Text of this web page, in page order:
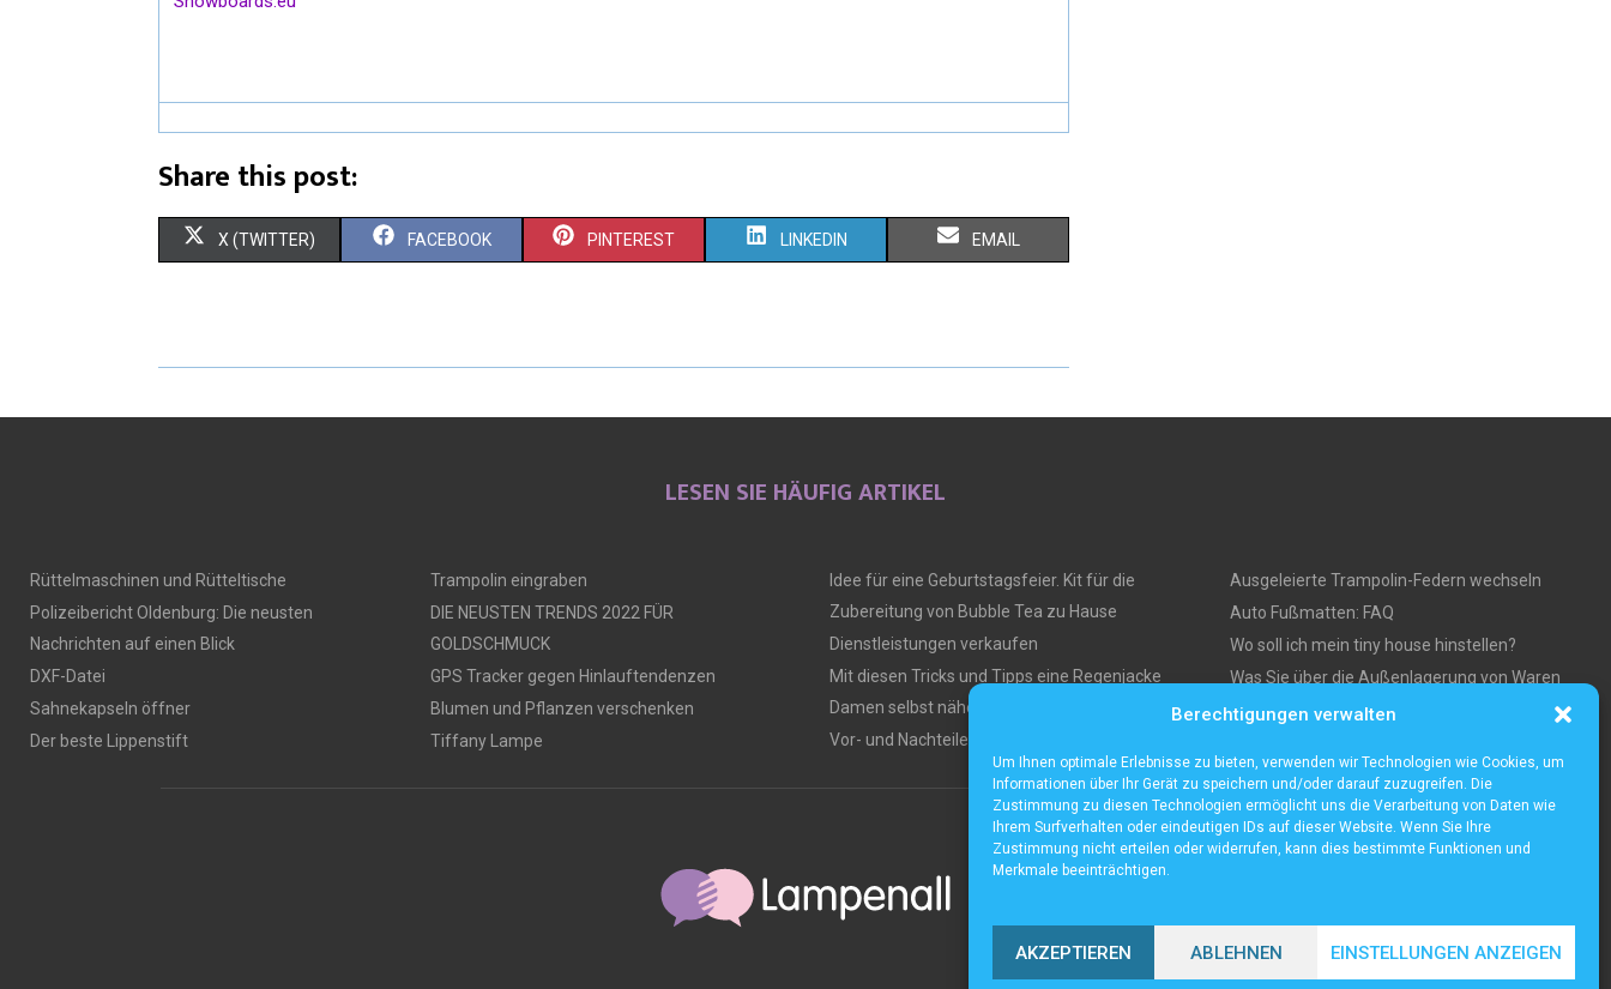
Berechtigungen verwalten
Um Ihnen optimale Erlebnisse zu bieten, verwenden wir Technologien wie Cookies, um
Informationen über Ihr Gerät zu speichern und/oder darauf zuzugreifen. Die
Zustimmung zu diesen Technologien ermöglicht uns die Verarbeitung von Daten wie
Ihrem Surfverhalten oder eindeutigen IDs auf dieser Website. Wenn Sie Ihre
Zustimmung nicht erteilen oder widerrufen, kann dies bestimmte Funktionen und
Merkmale beeinträchtigen.
AKZEPTIEREN ABLEHNEN EINSTELLUNGEN ANZEIGEN
Share this post:
X (TWITTER) FACEBOOK PINTEREST LINKEDIN EMAIL
LESEN SIE HÄUFIG ARTIKEL
Rüttelmaschinen und Rütteltische
Polizeibericht Oldenburg: Die neusten
Nachrichten auf einen Blick
DXF-Datei
Sahnekapseln öffner
Der beste Lippenstift
Trampolin eingraben
DIE NEUSTEN TRENDS 2022 FÜR
GOLDSCHMUCK
GPS Tracker gegen Hinlauftendenzen
Blumen und Pflanzen verschenken
Tiffany Lampe
Idee für eine Geburtstagsfeier. Kit für die
Zubereitung von Bubble Tea zu Hause
Dienstleistungen verkaufen
Mit diesen Tricks und Tipps eine Regenjacke
Damen selbst nähen
Vor- und Nachteile von Tiny Houses
Ausgeleierte Trampolin-Federn wechseln
Auto Fußmatten: FAQ
Wo soll ich mein tiny house hinstellen?
Was Sie über die Außenlagerung von Waren
und Produkten wissen müssen